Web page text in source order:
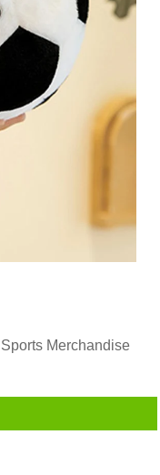
Merchandise